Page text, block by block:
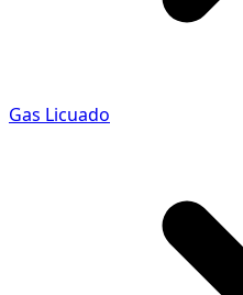
Gas Licuado